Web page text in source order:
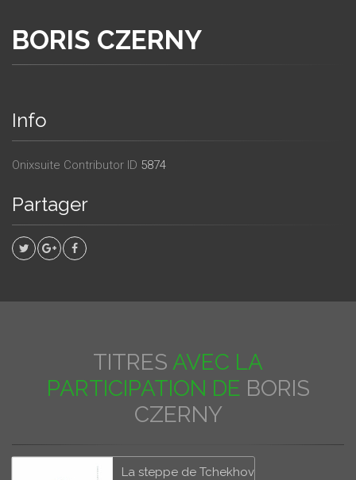
BORIS CZERNY
Info
Onixsuite Contributor ID 5874
Partager
TITRES AVEC LA
PARTICIPATION DE BORIS
CZERNY
La steppe de Tchekhov